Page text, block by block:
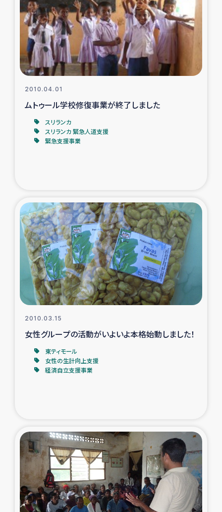
ガザ地区での公園の緑化を通じた支援事業
ガザ地区における被災住民への緊急支援
ガザ地区酪農を通した女性グループの生計支援
ふりかけ普及と食生活改善による栄養改善事業
フェアトレード事業
緊急支援事業
食べる
トルコ・シリア地震被災者支援
デニヤヤ小規模紅茶農家支援
コーヒー生産者支援
アイナロ県マウベシ郡でのコーヒー畑改善事業
ベイルート大規模爆発被災者支援
女性の生計向上支援
2010.04.01
ムトゥール学校修復事業が終了しました
スリランカ
スリランカ 緊急人道支援
緊急支援事業
2010.03.15
女性グループの活動がいよいよ本格始動しました！
東ティモール
女性の生計向上支援
経済自立支援事業